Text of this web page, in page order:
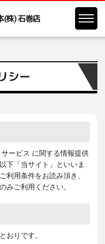
(株) 石巻店
シー
ービス に関する情報提供
下「当サイト」といいま
利用条件をお読み頂き、
みご利用ください。
おりです。